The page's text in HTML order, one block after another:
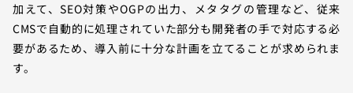
加えて、SEO対策やOGPの出力、メタタグの管理など、従来
CMSで自動的に処理されていた部分も開発者の手で対応する必
要があるため、導入前に十分な計画を立てることが求められま
す。